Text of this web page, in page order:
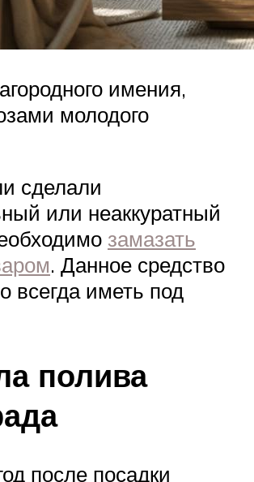
имения,
молодого
сделали
или неаккуратный
замазать
. Данное средство
всегда иметь под
полива
после посадки